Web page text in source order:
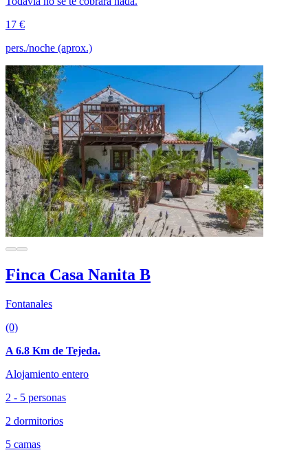
17 €
pers./noche (aprox.)
Finca Casa Nanita B
Fontanales
(0)
A 6.8 Km de Tejeda.
Alojamiento entero
2 - 5 personas
2 dormitorios
5 camas